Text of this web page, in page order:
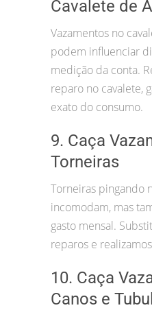
Cavalete de
Vazamentos no
podem influenciar
medição da conta.
reparo no cavalete,
exato do consumo.
9. Caça
Torneiras
Torneiras pingando
incomodam, mas
gasto mensal.
reparos e
10. Caça
Canos e